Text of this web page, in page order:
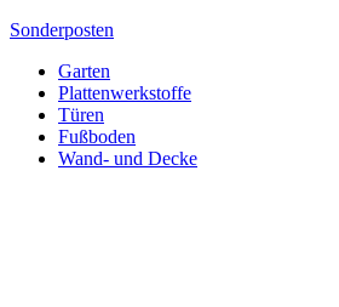
Sonderposten
Garten
Plattenwerkstoffe
Türen
Fußboden
Wand- und Decke